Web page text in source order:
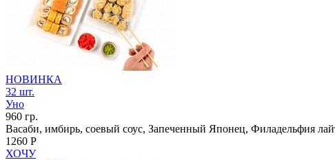
НОВИНКА
32 шт.
Уно
960 гр.
Васаби, имбирь, соевый соус, Запеченный Японец, Филадельфия
1260 Р
ХОЧУ